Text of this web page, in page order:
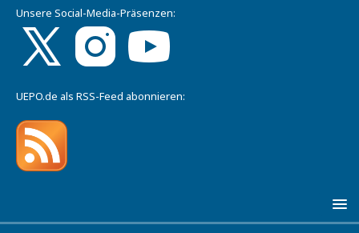
Unsere Social-Media-Präsenzen:
UEPO.de als RSS-Feed abonnieren: